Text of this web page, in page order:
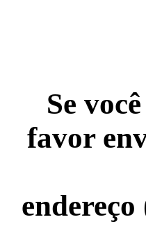
Se
favor